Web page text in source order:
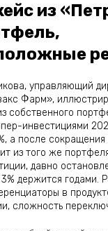
из
управляющий
Фарм»,
собственного
инвестициями
а после
из того же
давно
держится годами.
в
сложность